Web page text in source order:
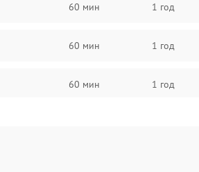
60 мин 1 год
60 мин 1 год
60 мин 1 год